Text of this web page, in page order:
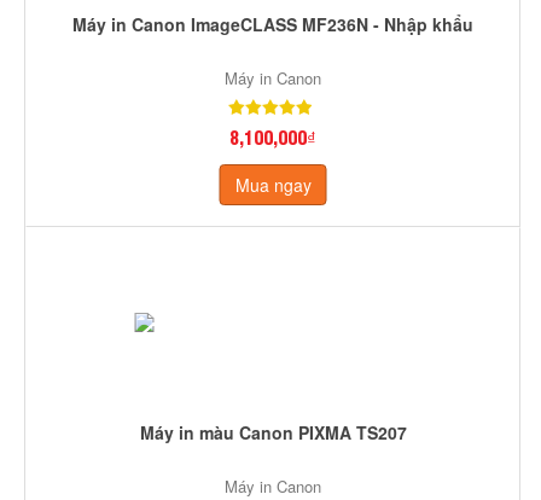
Máy in Canon ImageCLASS MF236N - Nhập khẩu
Máy in Canon
8,100,000₫
Mua ngay
Máy in màu Canon PIXMA TS207
Máy in Canon